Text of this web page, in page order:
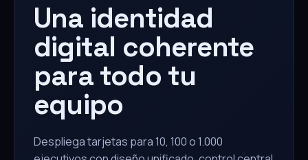
Una identidad
digital coherente
para todo tu
equipo
Despliega tarjetas para 10, 100 o 1.000